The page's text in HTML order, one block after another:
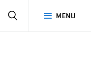
MENU
SEARCH